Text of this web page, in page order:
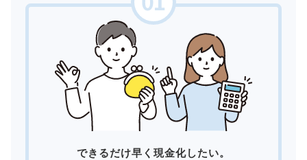
できるだけ早く現金化したい。